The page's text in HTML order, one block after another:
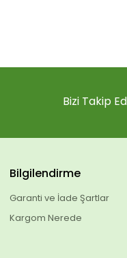
Bizi Takip
Bilgilendirme
Garanti ve İade Şartlar
Kargom Nerede